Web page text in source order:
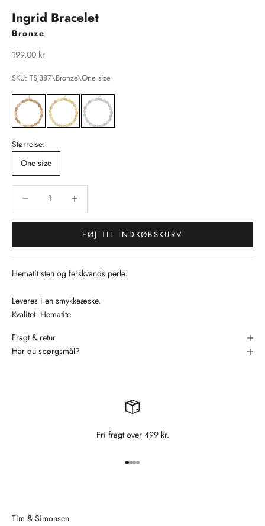
Ingrid Bracelet
Bronze
Salgspris
199,00 kr
SKU: TSJ387\Bronze\One size
Størrelse:
One size
FØJ TIL INDKØBSKURV
Hematit sten og ferskvands perle.
Leveres i en smykkeæske.
Kvalitet: Hematite
Fragt & retur
Har du spørgsmål?
Fri fragt over 499 kr.
Gå til element 1
Gå til element 2
Gå til element 3
Gå til element 4
Tim & Simonsen